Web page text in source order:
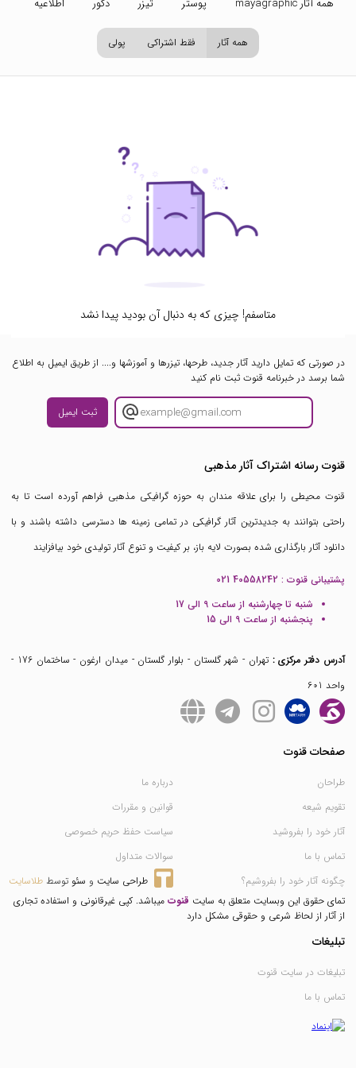
همه آثار mayagraphic پوستر تیزر دکور اطلاعیه
همه آثار فقط اشتراکی پولی
متاسفم! چیزی که به دنبال آن بودید پیدا نشد
در صورتی که تمایل دارید آثار جدید، طرحها، تیزرها و آموزشها و.... از طریق ایمیل به اطلاع
شما برسد در خبرنامه قنوت ثبت نام کنید
ثبت ایمیل
قنوت رسانه اشتراک آثار مذهبی
قنوت محیطی را برای علاقه مندان به حوزه گرافیکی مذهبی فراهم آورده است تا به
راحتی بتوانند به جدیدترین آثار گرافیکی در تمامی زمینه ها دسترسی داشته باشند و با
دانلود آثار بارگذاری شده بصورت لایه باز، بر کیفیت و تنوع آثار تولیدی خود بیافزایند
پشتیبانی قنوت : 021 40558242
شنبه تا چهارشنبه از ساعت 9 الی 17
پنجشنبه از ساعت 9 الی 15
آدرس دفتر مرکزی :
تهران - شهر گلستان - بلوار گلستان - میدان ارغون - ساختمان 176 -
واحد 601
صفحات قنوت
طراحان
تقویم شیعه
آثار خود را بفروشید
تماس با ما
چگونه آثار خود را بفروشیم؟
درباره ما
قوانین و مقررات
سیاست حفظ حریم خصوصی
سوالات متداول
طراحی سایت و سئو توسط طلاسایت
تمای حقوق این وبسایت متعلق به سایت قنوت میباشد. کپی غیرقانونی و استفاده تجاری
از آثار از لحاظ شرعی و حقوقی مشکل دارد
تبلیغات
تبلیغات در سایت قنوت
تماس با ما